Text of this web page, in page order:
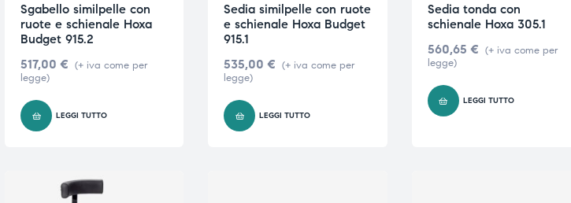
di
Sgabello similpelle con
ruote e schienale Hoxa
Budget 915.2
517,00 € (+ iva come per
legge)
LEGGI TUTTO
Sedia similpelle con ruote
e schienale Hoxa Budget
915.1
535,00€ (+ iva come per
legge)
LEGGI TUTTO
Sedia tonda con
schienale Hoxa 305.1
560,65 € (+ iva come per
legge)
LEGGI TUTTO
di